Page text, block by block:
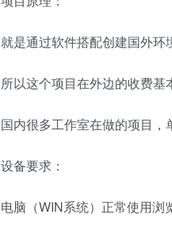
就是通过软件搭配创建国外环
所以这个项目在外边的收费基
国内很多工作室在做的项目，
设备要求：
电脑（WIN系统）正常使用浏